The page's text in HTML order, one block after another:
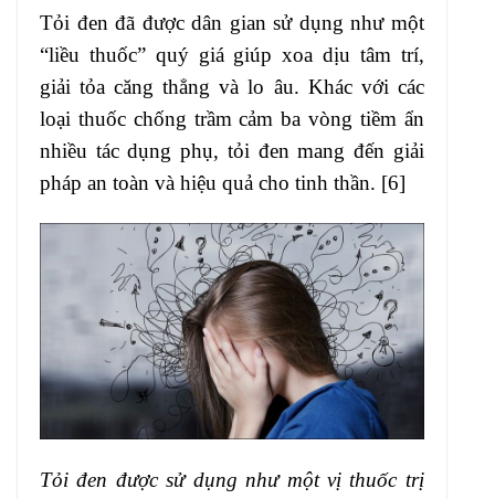
Tỏi đen đã được dân gian sử dụng như một
“liều thuốc” quý giá giúp xoa dịu tâm trí,
giải tỏa căng thẳng và lo âu. Khác với các
loại thuốc chống trầm cảm ba vòng tiềm ẩn
nhiều tác dụng phụ, tỏi đen mang đến giải
pháp an toàn và hiệu quả cho tinh thần. [6]
Tỏi đen được sử dụng như một vị thuốc trị